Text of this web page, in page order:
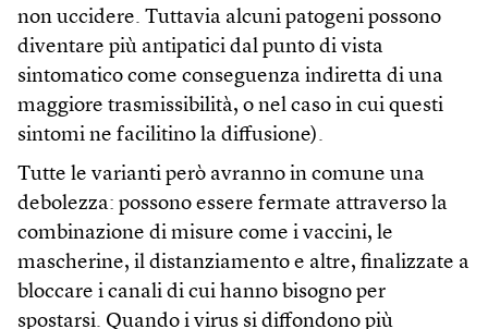
non uccidere. Tuttavia alcuni patogeni possono
diventare più antipatici dal punto di vista
sintomatico come conseguenza indiretta di una
maggiore trasmissibilità, o nel caso in cui questi
sintomi ne facilitino la diffusione).
Tutte le varianti però avranno in comune una
debolezza: possono essere fermate attraverso la
combinazione di misure come i vaccini, le
mascherine, il distanziamento e altre, finalizzate a
bloccare i canali di cui hanno bisogno per
spostarsi. Quando i virus si diffondono più